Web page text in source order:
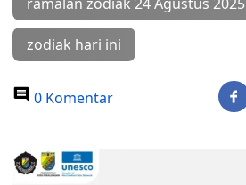
zodiak hari ini
0 Komentar